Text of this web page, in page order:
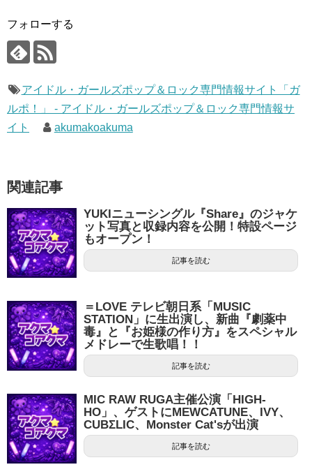
フォローする
アイドル・ガールズポップ＆ロック専門情報サイト「ガ
ルポ！」 - アイドル・ガールズポップ＆ロック専門情報サ
イト
akumakoakuma
関連記事
YUKIニューシングル『Share』のジャケ
ット写真と収録内容を公開！特設ページ
もオープン！
記事を読む
＝LOVE テレビ朝日系「MUSIC
STATION」に生出演し、新曲『劇薬中
毒』と『お姫様の作り方』をスペシャル
メドレーで生歌唱！！
記事を読む
MIC RAW RUGA主催公演「HIGH-
HO」、ゲストにMEWCATUNE、IVY、
CUBΣLIC、Monster Cat'sが出演
記事を読む